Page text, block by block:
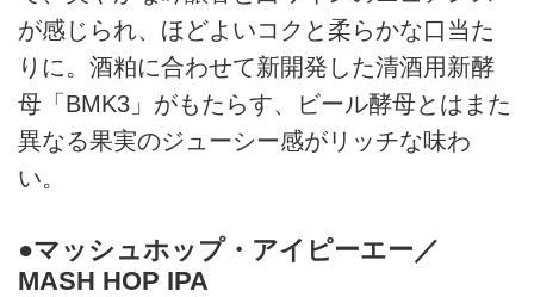
が感じられ、ほどよいコクと柔らかな口当た
りに。酒粕に合わせて新開発した清酒用新酵
母「BMK3」がもたらす、ビール酵母とはまた
異なる果実のジューシー感がリッチな味わ
い。
●マッシュホップ・アイピーエー／
MASH HOP IPA